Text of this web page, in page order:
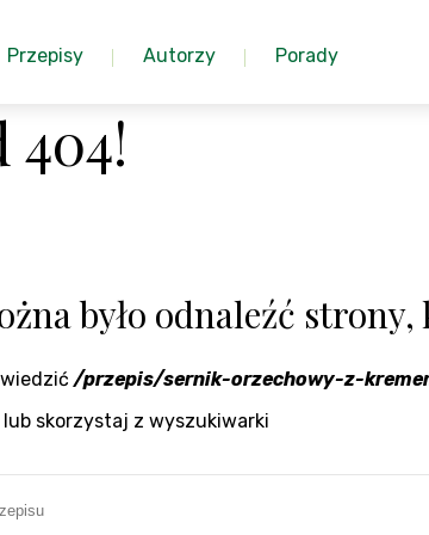
Przepisy Autorzy Porady
404!
było odnaleźć
/przepis/sernik-orzechowy-z-
skorzystaj z wyszukiwarki